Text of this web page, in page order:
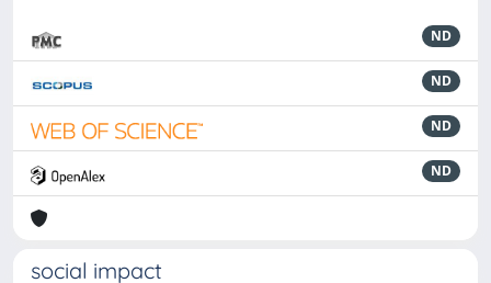
ND
ND
ND
ND
social impact